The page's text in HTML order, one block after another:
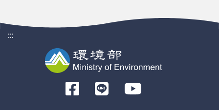
揭露薪資或級距；其中揭露月薪者的平均中
百萬以上的中高階管理職，隨專業深度與實
溢價與談薪空間。 相較2005年，至2030年
±2%、2035年38%±2%，此「登月級」任
大量的專業綠領人才需求。建議高等教育端
統開設碳管理、ESG實務與資料分析等課程
:::
前
往